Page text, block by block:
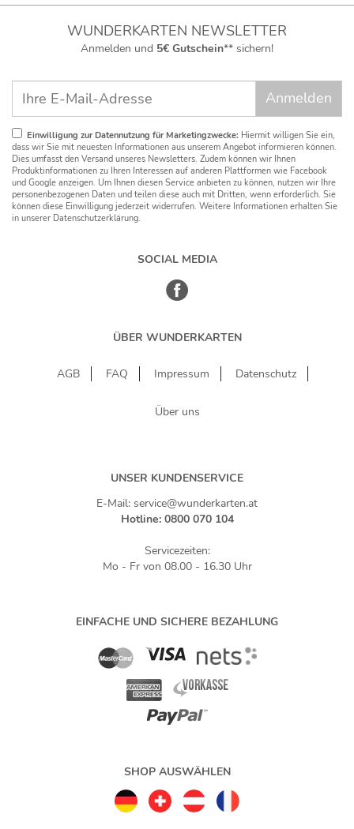
WUNDERKARTEN NEWSLETTER
Anmelden und 5€ Gutschein** sichern!
Einwilligung zur Datennutzung für Marketingzwecke: Hiermit willigen Sie ein,
dass wir Sie mit neuesten Informationen aus unserem Angebot informieren können.
Dies umfasst den Versand unseres Newsletters. Zudem können wir Ihnen
Produktinformationen zu Ihren Interessen auf anderen Plattformen wie Facebook
und Google anzeigen. Um Ihnen diesen Service anbieten zu können, nutzen wir Ihre
personenbezogenen Daten und teilen diese auch mit Dritten, wenn erforderlich. Sie
können diese Einwilligung jederzeit widerrufen. Weitere Informationen erhalten Sie
in unserer Datenschutzerklärung.
SOCIAL MEDIA
ÜBER WUNDERKARTEN
AGB FAQ Impressum Datenschutz
Über uns
UNSER KUNDENSERVICE
E-Mail: service@wunderkarten.at
Hotline: 0800 070 104
Servicezeiten:
Mo - Fr von 08.00 - 16.30 Uhr
EINFACHE UND SICHERE BEZAHLUNG
SHOP AUSWÄHLEN